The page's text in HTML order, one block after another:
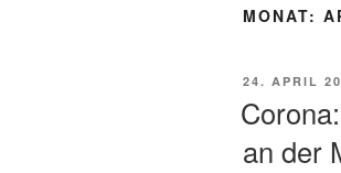
MONAT:
24. APRIL
an der